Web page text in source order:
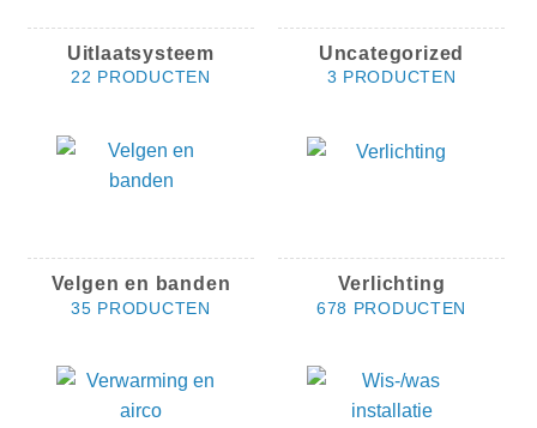
Uitlaatsysteem
22 PRODUCTEN
Uncategorized
3 PRODUCTEN
Velgen en banden
35 PRODUCTEN
Verlichting
678 PRODUCTEN